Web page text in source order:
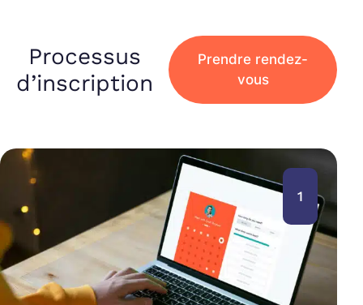
Processus
d’inscription
Prendre rendez-
vous
1